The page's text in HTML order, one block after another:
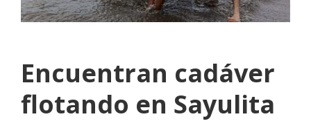
Encuentran cadáver
flotando en Sayulita